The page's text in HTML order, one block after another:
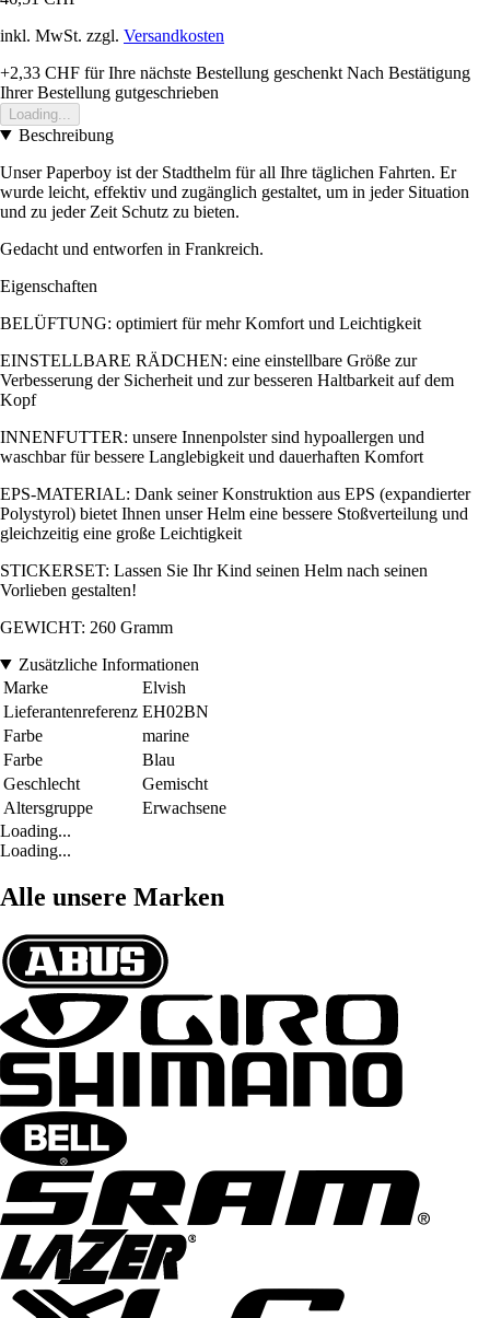
inkl. MwSt. zzgl. Versandkosten
+2,33 CHF für Ihre nächste Bestellung geschenkt Nach Bestätigung
Ihrer Bestellung gutgeschrieben
Loading...
Beschreibung
Unser Paperboy ist der Stadthelm für all Ihre täglichen Fahrten. Er
wurde leicht, effektiv und zugänglich gestaltet, um in jeder Situation
und zu jeder Zeit Schutz zu bieten.
Gedacht und entworfen in Frankreich.
Eigenschaften
BELÜFTUNG: optimiert für mehr Komfort und Leichtigkeit
EINSTELLBARE RÄDCHEN: eine einstellbare Größe zur
Verbesserung der Sicherheit und zur besseren Haltbarkeit auf dem
Kopf
INNENFUTTER: unsere Innenpolster sind hypoallergen und
waschbar für bessere Langlebigkeit und dauerhaften Komfort
EPS-MATERIAL: Dank seiner Konstruktion aus EPS (expandierter
Polystyrol) bietet Ihnen unser Helm eine bessere Stoßverteilung und
gleichzeitig eine große Leichtigkeit
STICKERSET: Lassen Sie Ihr Kind seinen Helm nach seinen
Vorlieben gestalten!
GEWICHT: 260 Gramm
Zusätzliche Informationen
Marke
Elvish
Lieferantenreferenz EH02BN
Farbe
marine
Farbe
Blau
Geschlecht
Gemischt
Altersgruppe
Erwachsene
Loading...
Loading...
Alle unsere Marken